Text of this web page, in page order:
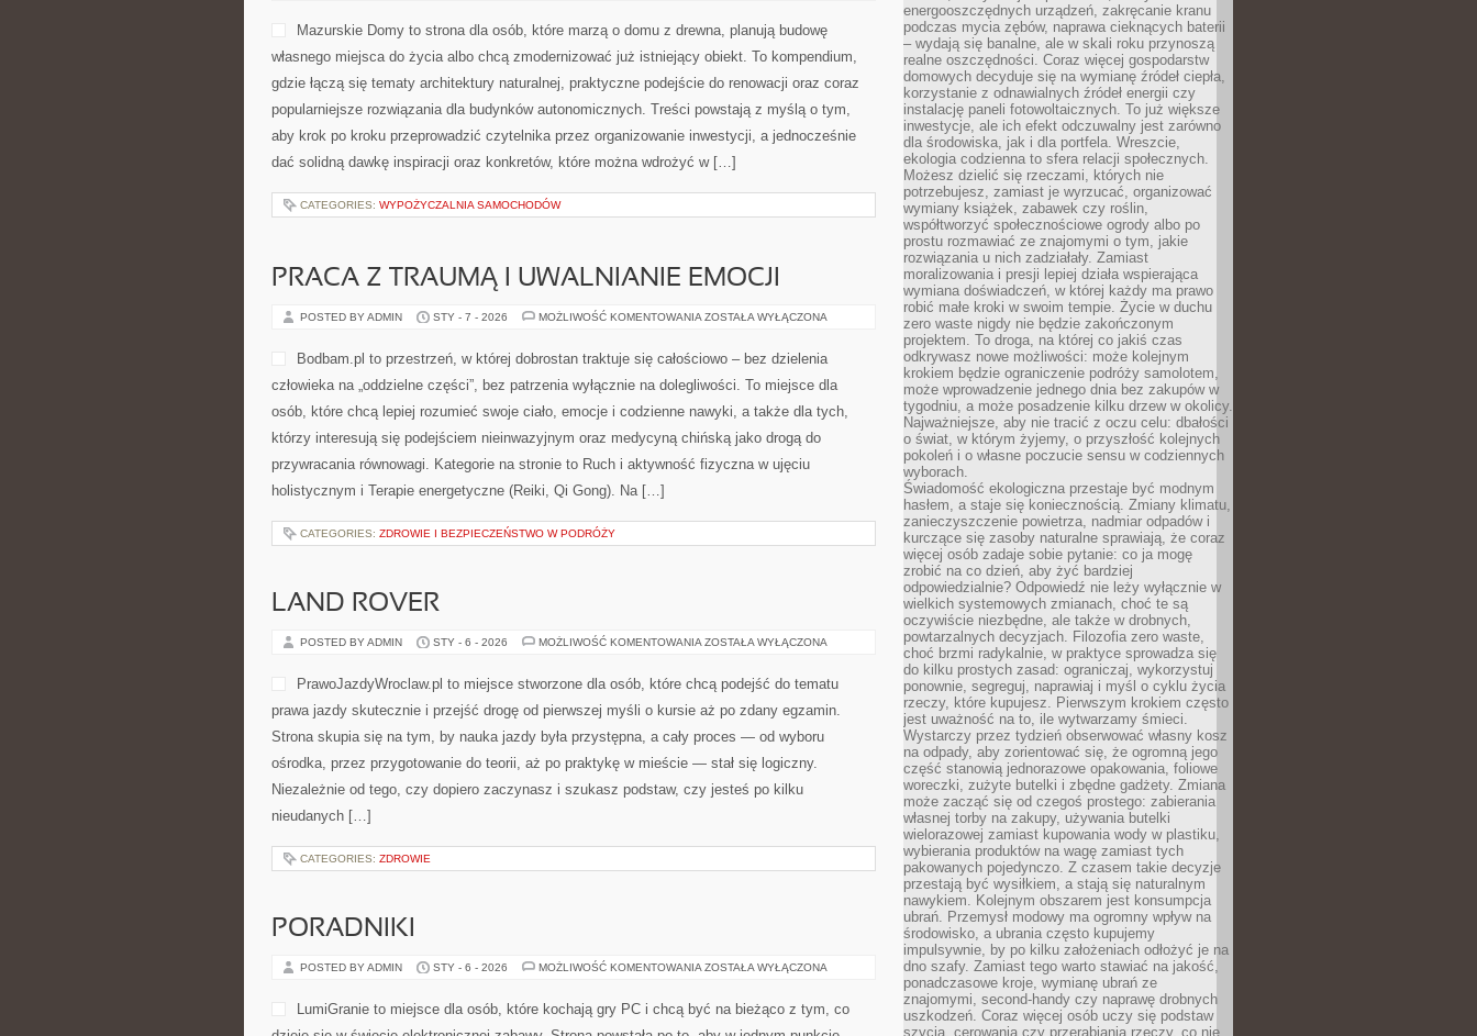
SZABLONY
DO
DLA
Mazurskie Domy to strona dla osób, które marzą o domu z drewna, planują budowę
własnego miejsca do życia albo chcą zmodernizować już istniejący obiekt. To kompendium,
gdzie łączą się tematy architektury naturalnej, praktyczne podejście do renowacji oraz coraz
popularniejsze rozwiązania dla budynków autonomicznych. Treści powstają z myślą o tym,
aby krok po kroku przeprowadzić czytelnika przez organizowanie inwestycji, a jednocześnie
dać solidną dawkę inspiracji oraz konkretów, które można wdrożyć w […]
CATEGORIES: WYPOŻYCZALNIA SAMOCHODÓW
PRACA Z TRAUMĄ I UWALNIANIE EMOCJI
POSTED BY ADMIN STY - 7 - 2026 MOŻLIWOŚĆ KOMENTOWANIA PRACA
UWALNIANIE
ZOSTAŁA WYŁĄCZONA
Bodbam.pl to przestrzeń, w której dobrostan traktuje się całościowo – bez dzielenia
człowieka na „oddzielne części”, bez patrzenia wyłącznie na dolegliwości. To miejsce dla
osób, które chcą lepiej rozumieć swoje ciało, emocje i codzienne nawyki, a także dla tych,
którzy interesują się podejściem nieinwazyjnym oraz medycyną chińską jako drogą do
przywracania równowagi. Kategorie na stronie to Ruch i aktywność fizyczna w ujęciu
holistycznym i Terapie energetyczne (Reiki, Qi Gong). Na […]
CATEGORIES: ZDROWIE I BEZPIECZEŃSTWO W PODRÓŻY
LAND ROVER
POSTED BY ADMIN STY - 6 - 2026 MOŻLIWOŚĆ KOMENTOWANIA LAND
ZOSTAŁA WYŁĄCZONA
PrawoJazdyWroclaw.pl to miejsce stworzone dla osób, które chcą podejść do tematu
prawa jazdy skutecznie i przejść drogę od pierwszej myśli o kursie aż po zdany egzamin.
Strona skupia się na tym, by nauka jazdy była przystępna, a cały proces — od wyboru
ośrodka, przez przygotowanie do teorii, aż po praktykę w mieście — stał się logiczny.
Niezależnie od tego, czy dopiero zaczynasz i szukasz podstaw, czy jesteś po kilku
nieudanych […]
CATEGORIES: ZDROWIE
PORADNIKI
POSTED BY ADMIN STY - 6 - 2026 MOŻLIWOŚĆ KOMENTOWANIA PORADNIKI
ZOSTAŁA WYŁĄCZONA
LumiGranie to miejsce dla osób, które kochają gry PC i chcą być na bieżąco z tym, co
energooszczędnych urządzeń, zakręcanie kranu
podczas mycia zębów, naprawa cieknących baterii
– wydają się banalne, ale w skali roku przynoszą
realne oszczędności. Coraz więcej gospodarstw
domowych decyduje się na wymianę źródeł ciepła,
korzystanie z odnawialnych źródeł energii czy
instalację paneli fotowoltaicznych. To już większe
inwestycje, ale ich efekt odczuwalny jest zarówno
dla środowiska, jak i dla portfela. Wreszcie,
ekologia codzienna to sfera relacji społecznych.
Możesz dzielić się rzeczami, których nie
potrzebujesz, zamiast je wyrzucać, organizować
wymiany książek, zabawek czy roślin,
współtworzyć społecznościowe ogrody albo po
prostu rozmawiać ze znajomymi o tym, jakie
rozwiązania u nich zadziałały. Zamiast
moralizowania i presji lepiej działa wspierająca
wymiana doświadczeń, w której każdy ma prawo
robić małe kroki w swoim tempie. Życie w duchu
zero waste nigdy nie będzie zakończonym
projektem. To droga, na której co jakiś czas
odkrywasz nowe możliwości: może kolejnym
krokiem będzie ograniczenie podróży samolotem,
może wprowadzenie jednego dnia bez zakupów w
tygodniu, a może posadzenie kilku drzew w okolicy.
Najważniejsze, aby nie tracić z oczu celu: dbałości
o świat, w którym żyjemy, o przyszłość kolejnych
pokoleń i o własne poczucie sensu w codziennych
wyborach.
Świadomość ekologiczna przestaje być modnym
hasłem, a staje się koniecznością. Zmiany klimatu,
zanieczyszczenie powietrza, nadmiar odpadów i
kurczące się zasoby naturalne sprawiają, że coraz
więcej osób zadaje sobie pytanie: co ja mogę
zrobić na co dzień, aby żyć bardziej
odpowiedzialnie? Odpowiedź nie leży wyłącznie w
wielkich systemowych zmianach, choć te są
oczywiście niezbędne, ale także w drobnych,
powtarzalnych decyzjach. Filozofia zero waste,
choć brzmi radykalnie, w praktyce sprowadza się
do kilku prostych zasad: ograniczaj, wykorzystuj
ponownie, segreguj, naprawiaj i myśl o cyklu życia
rzeczy, które kupujesz. Pierwszym krokiem często
jest uważność na to, ile wytwarzamy śmieci.
Wystarczy przez tydzień obserwować własny kosz
na odpady, aby zorientować się, że ogromną jego
część stanowią jednorazowe opakowania, foliowe
woreczki, zużyte butelki i zbędne gadżety. Zmiana
może zacząć się od czegoś prostego: zabierania
własnej torby na zakupy, używania butelki
wielorazowej zamiast kupowania wody w plastiku,
wybierania produktów na wagę zamiast tych
pakowanych pojedynczo. Z czasem takie decyzje
przestają być wysiłkiem, a stają się naturalnym
nawykiem. Kolejnym obszarem jest konsumpcja
ubrań. Przemysł modowy ma ogromny wpływ na
środowisko, a ubrania często kupujemy
impulsywnie, by po kilku założeniach odłożyć je na
dno szafy. Zamiast tego warto stawiać na jakość,
ponadczasowe kroje, wymianę ubrań ze
znajomymi, second-handy czy naprawę drobnych
uszkodzeń. Coraz więcej osób uczy się podstaw
szycia, cerowania czy przerabiania rzeczy, co nie